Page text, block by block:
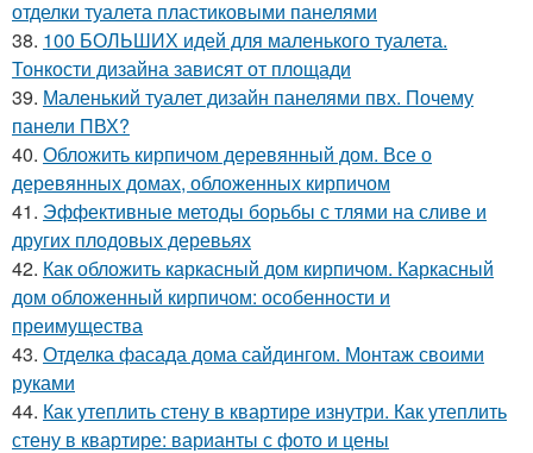
отделки туалета пластиковыми панелями
38. 100 БОЛЬШИХ идей для маленького туалета.
Тонкости дизайна зависят от площади
39. Маленький туалет дизайн панелями пвх. Почему
панели ПВХ?
40. Обложить кирпичом деревянный дом. Все о
деревянных домах, обложенных кирпичом
41. Эффективные методы борьбы с тлями на сливе и
других плодовых деревьях
42. Как обложить каркасный дом кирпичом. Каркасный
дом обложенный кирпичом: особенности и
преимущества
43. Отделка фасада дома сайдингом. Монтаж своими
руками
44. Как утеплить стену в квартире изнутри. Как утеплить
стену в квартире: варианты с фото и цены